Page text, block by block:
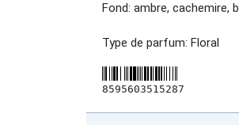
Fond: ambre, cachemire,
Type de parfum: Floral
8595603515287